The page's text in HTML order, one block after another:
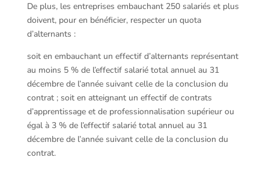
De plus, les entreprises embauchant 250 salariés et plus
doivent, pour en bénéficier, respecter un quota
d’alternants :
soit en embauchant un effectif d’alternants représentant
au moins 5 % de l’effectif salarié total annuel au 31
décembre de l’année suivant celle de la conclusion du
contrat ; soit en atteignant un effectif de contrats
d’apprentissage et de professionnalisation supérieur ou
égal à 3 % de l’effectif salarié total annuel au 31
décembre de l’année suivant celle de la conclusion du
contrat.